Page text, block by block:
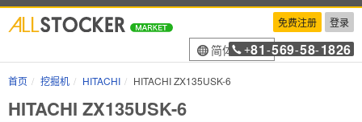
免费注册 登录
简体中文
+81 -569-58-1826
首页 挖掘机 HITACHI HITACHI ZX135USK-6
HITACHI ZX135USK-6